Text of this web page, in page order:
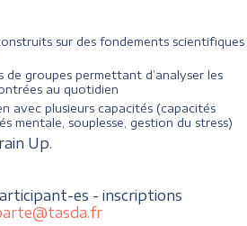
sur des fondements scientifiques
groupes permettant d’analyser les
au quotidien
avec plusieurs capacités (capacités
mentale, souplesse, gestion du stress)
Up.
es - inscriptions